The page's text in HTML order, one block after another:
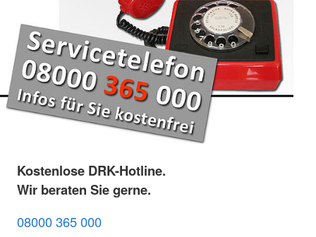
Kostenlose DRK-Hotline.
Wir beraten Sie gerne.
08000 365 000